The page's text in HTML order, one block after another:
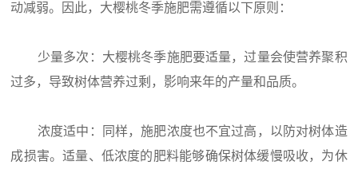
动减弱。因此，大樱桃冬季施肥需遵循以下原则：
少量多次：大樱桃冬季施肥要适量，过量会使营养聚积
过多，导致树体营养过剩，影响来年的产量和品质。
浓度适中：同样，施肥浓度也不宜过高，以防对树体造
成损害。适量、低浓度的肥料能够确保树体缓慢吸收，为休